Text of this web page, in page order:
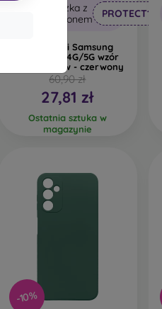
Zniżka z
kuponem
PROTECT10
Mezzo etui Samsung
Galaxy A14 4G/5G wzór
łapacza snów - czerwony
60,90 zł
27,81 zł
Ostatnia sztuka w
magazynie
-10%